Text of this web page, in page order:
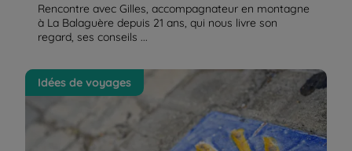
Rencontre avec Gilles, accompagnateur en montagne
à La Balaguère depuis 21 ans, qui nous livre son
regard, ses conseils ...
Saint-Jacques de Compostelle, enfin ! | La
Balaguère
Idées de voyages